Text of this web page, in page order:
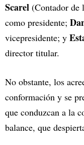
Scarel (Contador de
como presidente;
vicepresidente; y
director titular.
No obstante, los
conformación y se
que conduzcan a la
balance, que